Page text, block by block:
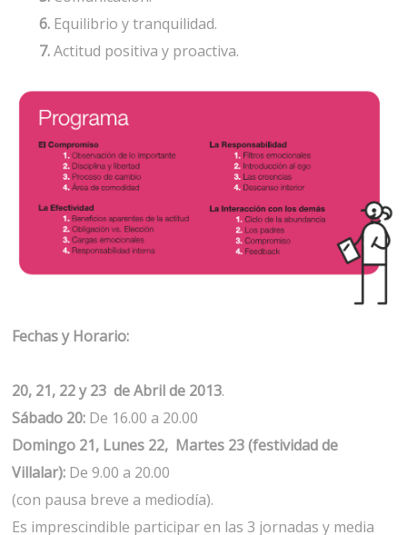
6. Equilibrio y tranquilidad.
7.Actitud positiva y proactiva.
Fechas y Horario:
20, 21, 22 y 23 de Abril de 2013.
Sábado 20: De 16.00 a 20.00
Domingo 21, Lunes 22, Martes 23 (festividad de
Villalar): De 9.00 a 20.00
(con pausa breve a mediodía).
Es imprescindible participar en las 3 jornadas y media